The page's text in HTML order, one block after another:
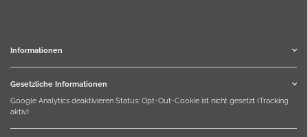
Informationen
Gesetzliche Informationen
Google Analytics deaktivieren Status: Opt-Out-Cookie ist nicht gesetzt (Tracking
aktiv)